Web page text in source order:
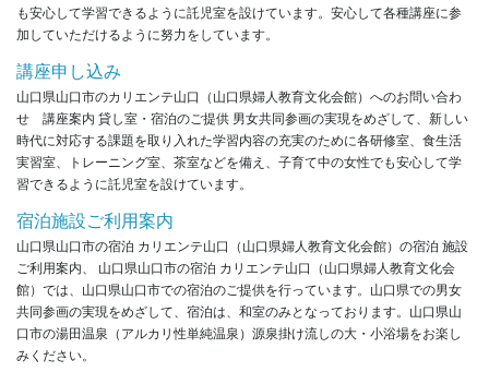
も安心して学習できるように託児室を設けています。安心して各種講座に参
加していただけるように努力をしています。
講座申し込み
山口県山口市のカリエンテ山口（山口県婦人教育文化会館）へのお問い合わ
せ 講座案内 貸し室・宿泊のご提供 男女共同参画の実現をめざして、新しい
時代に対応する課題を取り入れた学習内容の充実のために各研修室、食生活
実習室、トレーニング室、茶室などを備え、子育て中の女性でも安心して学
習できるように託児室を設けています。
宿泊施設ご利用案内
山口県山口市の宿泊 カリエンテ山口（山口県婦人教育文化会館）の宿泊 施設
ご利用案内、 山口県山口市の宿泊 カリエンテ山口（山口県婦人教育文化会
館）では、山口県山口市での宿泊のご提供を行っています。山口県での男女
共同参画の実現をめざして、宿泊は、和室のみとなっております。山口県山
口市の湯田温泉（アルカリ性単純温泉）源泉掛け流しの大・小浴場をお楽し
みください。